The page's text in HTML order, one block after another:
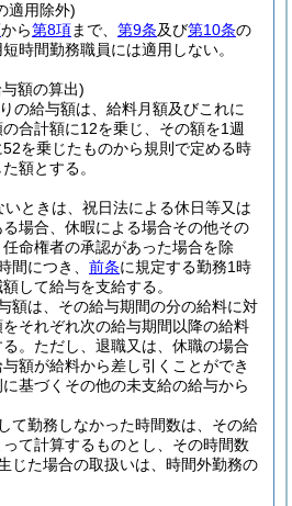
適用除外)
から第8項まで、 第9条及び第10条の
時間勤務職員には適用しない。
額の算出)
の給与額は、給料月額及びこれに
合計額に12を乗じ、その額を1週
を乗じたものから規則で定める時
額とする。
いときは、祝日法による休日等又は
場合、休暇による場合その他その
命権者の承認があった場合を除
間につき、 前条に規定する勤務1時
して給与を支給する。
額は、その給与期間の分の給料に対
それぞれ次の給与期間以降の給料
。 ただし、退職又は、休職の場合
額が給料から差し引くことができ
基づくその他の未支給の給与から
て勤務しなかった時間数は、その給
て計算するものとし、その時間数
じた場合の取扱いは、時間外勤務の